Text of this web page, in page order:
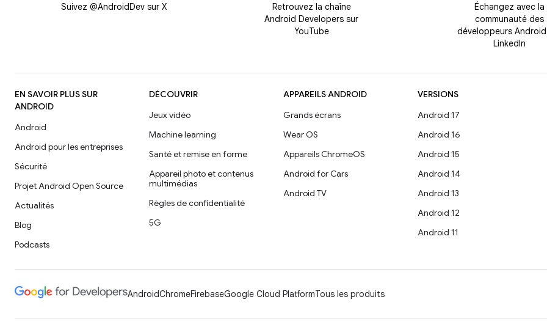
Suivez @AndroidDev sur X
Retrouvez la chaîne
Android Developers sur
YouTube
Échangez avec la
communauté des
développeurs
LinkedIn
EN SAVOIR PLUS SUR
ANDROID
Android
Android pour les entreprises
Sécurité
Projet Android Open Source
Actualités
Blog
Podcasts
DÉCOUVRIR
Jeux vidéo
Machine learning
Santé et remise en forme
Appareil photo et contenus
multimédias
Règles de confidentialité
5G
APPAREILS ANDROID
Grands écrans
Wear OS
Appareils ChromeOS
Android for Cars
Android TV
VERSIONS
Android 17
Android 16
Android 15
Android 14
Android 13
Android 12
Android 11
AndroidChromeFirebaseGoogle Cloud PlatformTous les produits